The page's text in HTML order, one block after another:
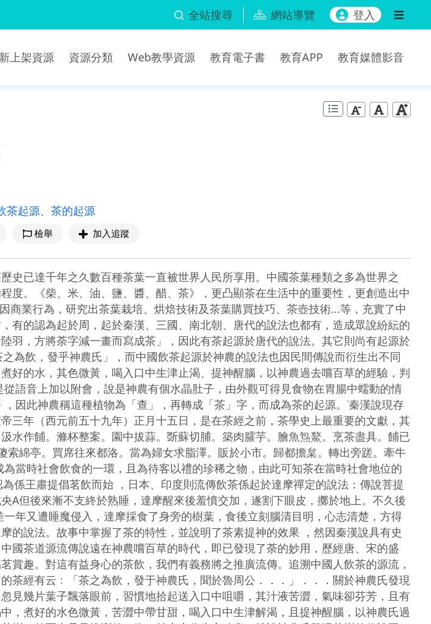
全站搜尋 網站導覽 登入
新上架資源 資源分類 Web教學資源 教育電子書 教育APP 教育媒體影音
茶起源、 茶的起源
檢舉 加入追蹤
已達千年之久數百種茶葉一直被世界人民所享用。中國茶葉種類之多為世界之
度。《柴、米、油、鹽、醬、醋、茶》，更凸顯茶在生活中的重要性，更創造出中
業行為，研究出茶葉栽培、烘焙技術及茶葉購買技巧、茶壺技術...等，充實了中
的認為起於周，起於秦漢、三國、南北朝、唐代的說法也都有，造成眾說紛紜的
羽，方將荼字減一畫而寫成茶」，因此有茶起源於唐代的說法。其它則尚有起源於
為飲，發乎神農氏」，而中國飲茶起源於神農的說法也因民間傳說而衍生出不同
好的水，其色微黃，喝入口中生津止渴、提神醒腦，以神農過去嚐百草的經驗，判
語音上加以附會，說是神農有個水晶肚子，由外觀可得見食物在胃腸中蠕動的情
因此神農稱這種植物為「查」，再轉成「茶」字，而成為茶的起源。˙秦漢說現存
三年（西元前五十九年）正月十五日，是在茶經之前，茶學史上最重要的文獻，其
作餔。滌杯整案。園中拔蒜。斲蘇切脯。築肉臛芋。膾魚炰鰲。烹茶盡具。餔已
綿亭。買席往來都洛。當為婦女求脂澤。販於小市。歸都擔枲。轉出旁蹉。牽牛
當時社會飲食的一環，且為待客以禮的珍稀之物，由此可知茶在當時社會地位的
係王肅提倡茗飲而始 ，日本、印度則流傳飲茶係起於達摩禪定的說法：傳說菩提
但後來漸不支終於熟睡，達摩醒來後羞憤交加，遂割下眼皮，擲於地上。不久後
年又遭睡魔侵入，達摩採食了身旁的樹葉，食後立刻腦清目明，心志清楚，方得
說法。故事中掌握了茶的特性，並說明了茶素提神的效果 ，然因秦漢說具有史
茶道源流傳說遠在神農嚐百草的時代，即已發現了荼的妙用，歷經唐、宋的盛
趣。對這有益身心的茶飲，我們有義務將之推廣流傳。追溯中國人飲茶的源流，
茶經有云﹕「茶之為飲，發于神農氏，聞於魯周公．．．」．．．關於神農氏發現
見幾片葉子飄落眼前，習慣地拾起送入口中咀嚼，其汁液苦澀，氣味卻芬芳，且有
煮好的水色微黃，苦澀中帶甘甜，喝入口中生津解渴，且提神醒腦，以神農氏過